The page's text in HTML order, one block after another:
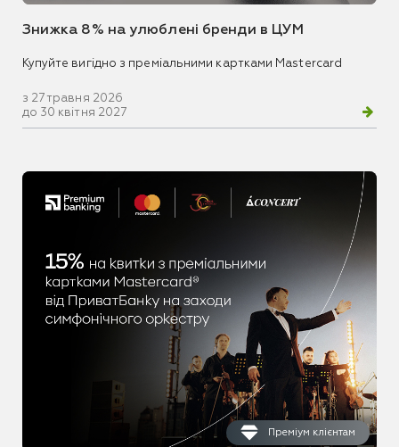
Знижка 8% на улюблені бренди в ЦУМ
Купуйте вигідно з преміальними картками Mastercard
з 27 травня 2026
до 30 квітня 2027
Преміум клієнтам